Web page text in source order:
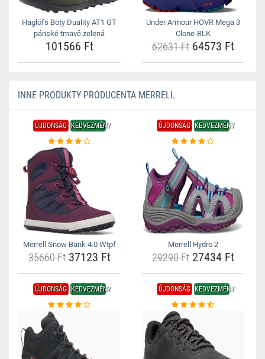
Haglöfs Boty Duality AT1 GT
pánské tmavě zelená
101566 Ft
Under Armour HOVR Mega 3
Clone-BLK
62631 Ft64573 Ft
INNE PRODUKTY PRODUCENTA MERRELL
ÚJDONSÁG KEDVEZMÉNY
Merrell Snow Bank 4.0 Wtpf
35660 Ft37123 Ft
ÚJDONSÁG KEDVEZMÉNY
Merrell Hydro 2
29290 Ft27434 Ft
ÚJDONSÁG KEDVEZMÉNY ÚJDONSÁG KEDVEZMÉNY